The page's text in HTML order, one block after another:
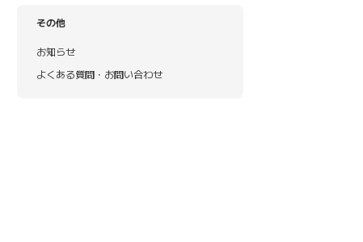
その他
お知らせ
よくある質問・お問い合わせ